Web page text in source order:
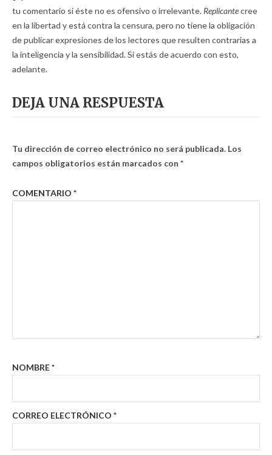
tu comentario si éste no es ofensivo o irrelevante. Replicantecree
en la libertad y está contra la censura, pero no tiene la obligación
de publicar expresiones de los lectores que resulten contrarias a
la inteligencia y la sensibilidad. Si estás de acuerdo con esto,
adelante.
DEJA UNA RESPUESTA
Tu dirección de correo electrónico no será publicada. Los
campos obligatorios están marcados con *
COMENTARIO *
NOMBRE*
CORREO ELECTRÓNICO *